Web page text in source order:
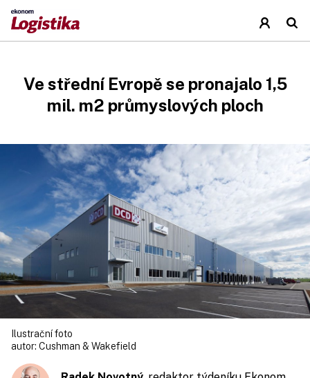
Ve střední Evropě se pronajalo 1,5
mil. m2 průmyslových ploch
Ilustrační foto
autor: Cushman & Wakefield